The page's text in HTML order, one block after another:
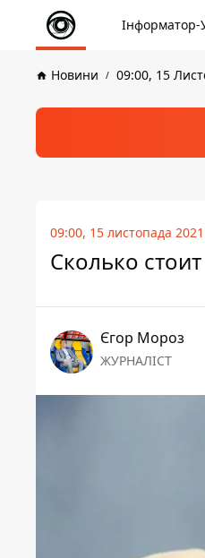
Інформатор-
Новини 09:00, 15
09:00, 15 листопада 2021
Сколько
Єгор Мороз
ЖУРНАЛІСТ